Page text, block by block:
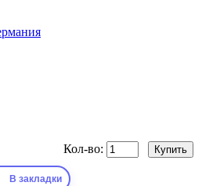
Кол-во:
В закладки